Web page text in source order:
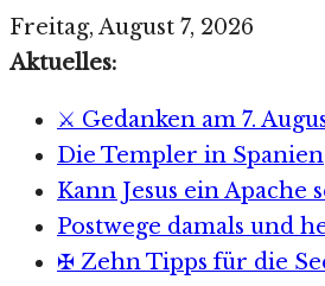
Zum
Inhalt
Freitag, August 7, 2026
Aktuelles:
⚔️ Gedanken am 7.
Die Templer in Spanien
Kann Jesus ein Apache
Postwege damals und
✠ Zehn Tipps für die